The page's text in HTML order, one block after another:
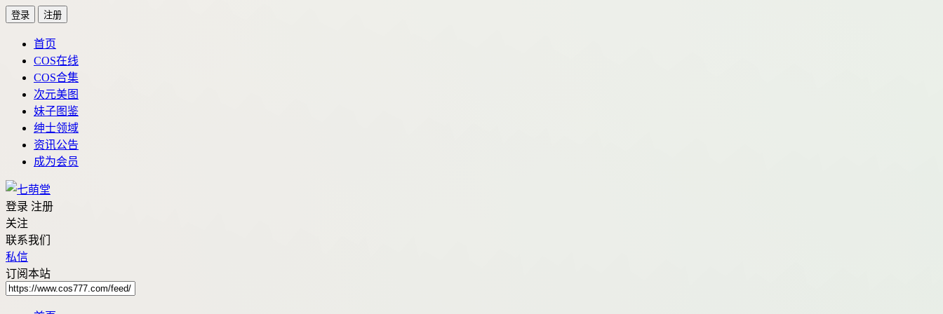
登录 注册
首页
COS在线
COS合集
次元美图
妹子图鉴
绅士领域
资讯公告
成为会员
登录 注册
关注
联系我们
私信
订阅本站